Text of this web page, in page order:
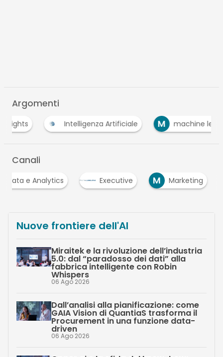
Argomenti
Intelligenza Artificiale M machine learning
Canali
Data e Analytics Executive M Marketing
Nuove frontiere dell'AI
Miraitek e la rivoluzione dell’industria
5.0: dal “paradosso dei dati” alla
fabbrica intelligente con Robin
Whispers
06 Ago 2026
Dall’analisi alla pianificazione: come
GAIA Vision di QuantiaS trasforma il
Procurement in una funzione data-
driven
06 Ago 2026